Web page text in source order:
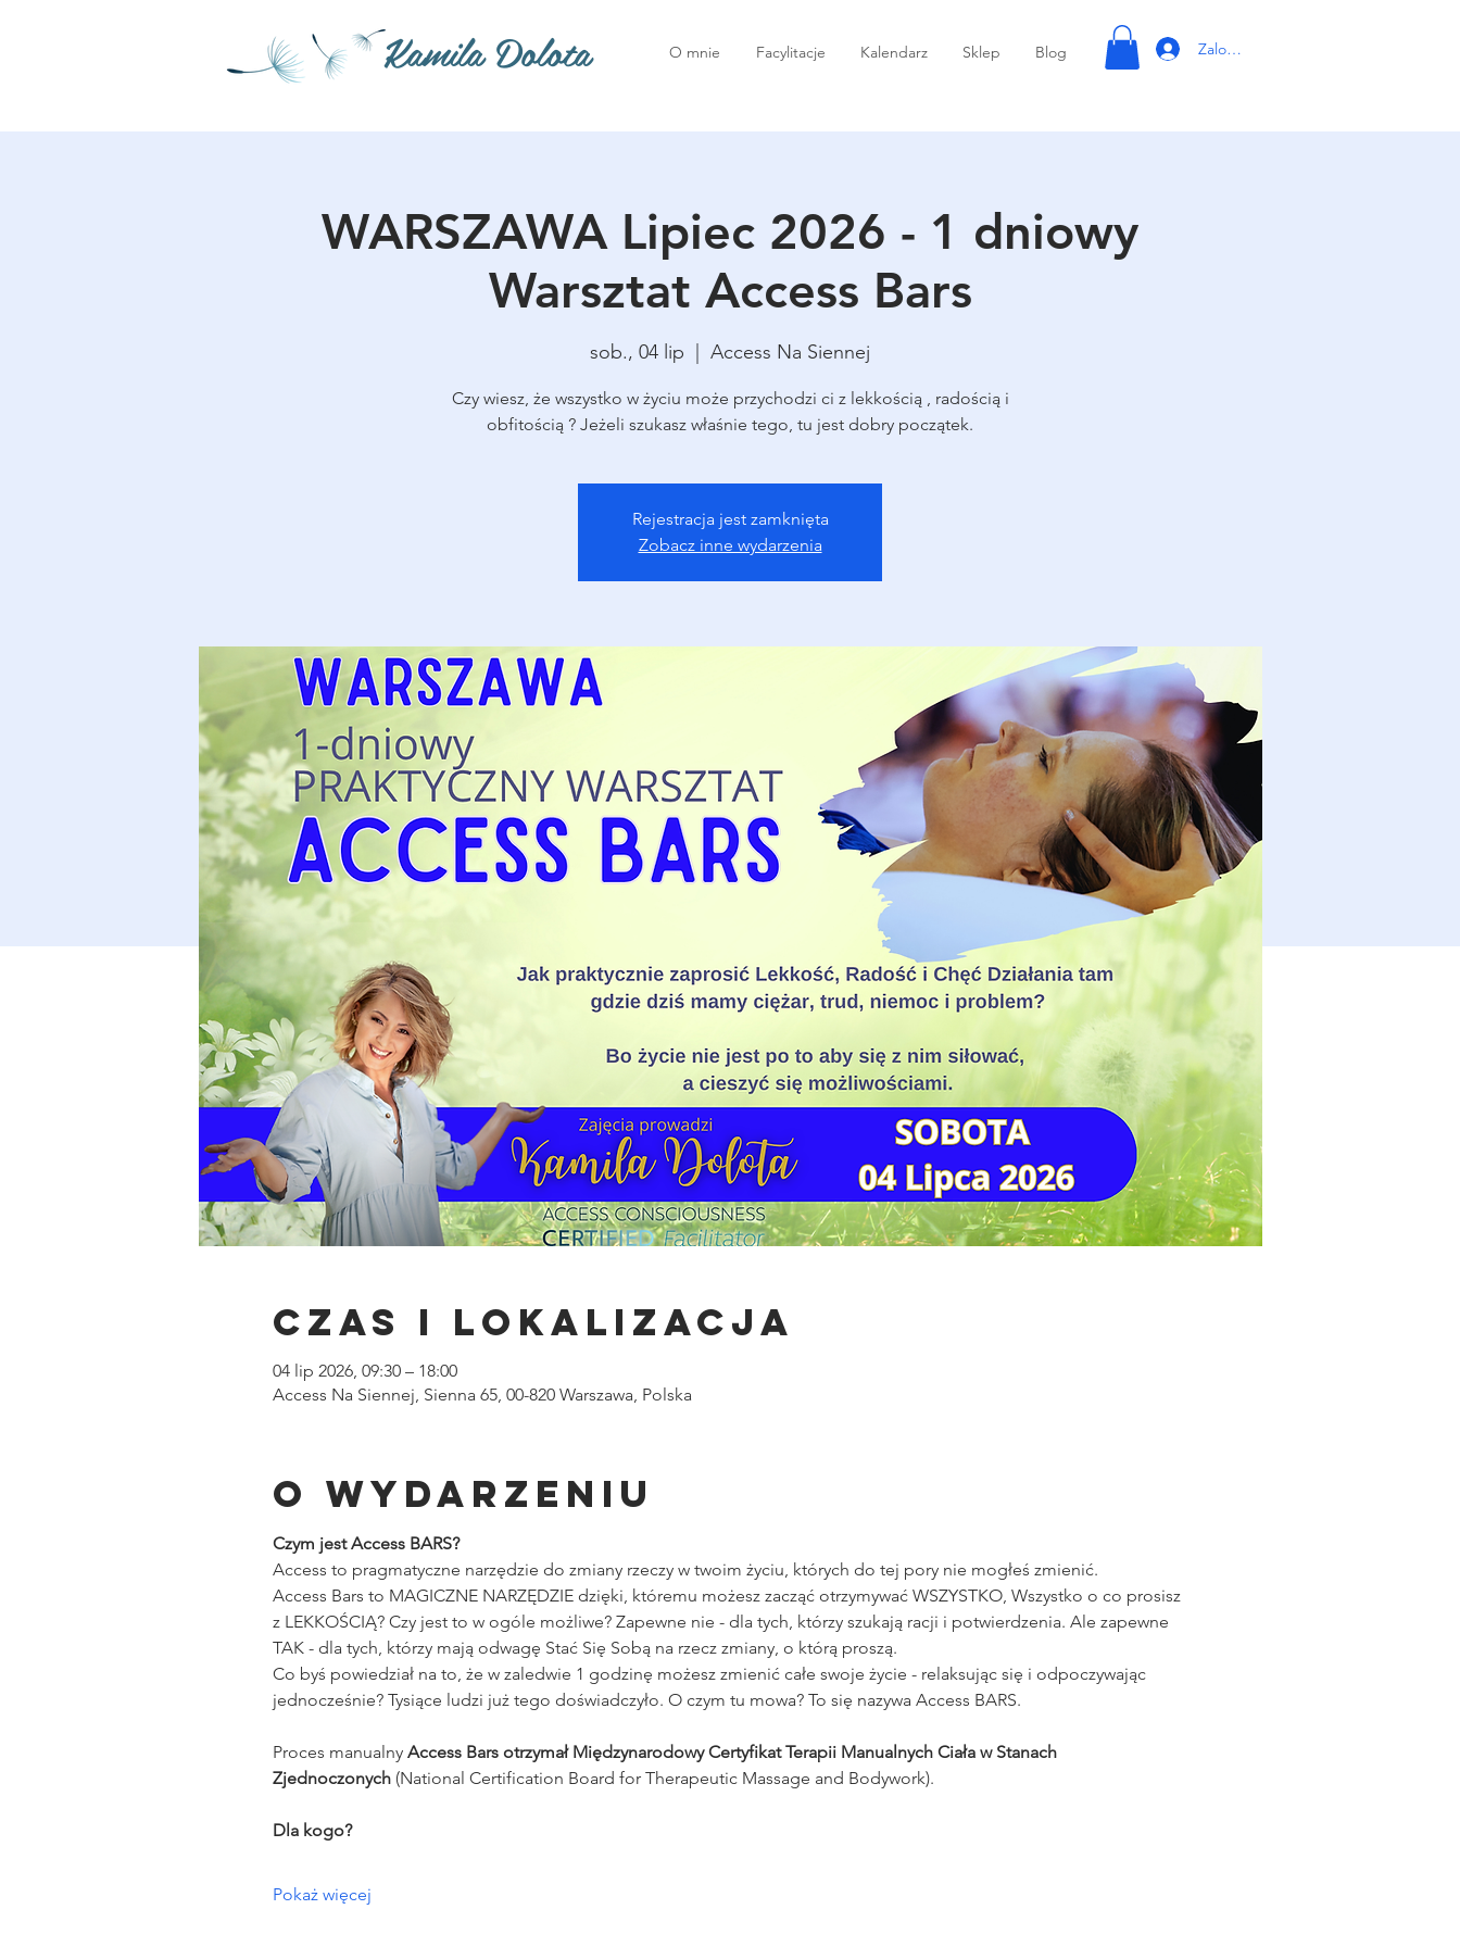
Kamila Dolota O mnie Facylitacje Kalendarz Sklep Blog Zaloguj się
WARSZAWA Lipiec 2026 - 1 dniowy
Warsztat Access Bars
sob., 04 lip
  |
Access Na Siennej
Czy wiesz, że wszystko w życiu może przychodzi ci z lekkością , radością i
obfitością ? Jeżeli szukasz właśnie tego, tu jest dobry początek.
Rejestracja jest zamknięta
Zobacz inne wydarzenia
Czas i lokalizacja
04 lip 2026, 09:30 – 18:00
Access Na Siennej, Sienna 65, 00-820 Warszawa, Polska
O wydarzeniu
Czym jest Access BARS?
Access to pragmatyczne narzędzie do zmiany rzeczy w twoim życiu, których do tej pory nie mogłeś zmienić.
Access Bars to MAGICZNE NARZĘDZIE dzięki, któremu możesz zacząć otrzymywać WSZYSTKO, Wszystko o co prosisz
z LEKKOŚCIĄ? Czy jest to w ogóle możliwe? Zapewne nie - dla tych, którzy szukają racji i potwierdzenia. Ale zapewne
TAK - dla tych, którzy mają odwagę Stać Się Sobą na rzecz zmiany, o którą proszą.
Co byś powiedział na to, że w zaledwie 1 godzinę możesz zmienić całe swoje życie - relaksując się i odpoczywając
jednocześnie? Tysiące ludzi już tego doświadczyło. O czym tu mowa? To się nazywa Access BARS.
Proces manualny Access Bars otrzymał Międzynarodowy Certyfikat Terapii Manualnych Ciała w Stanach
Zjednoczonych (National Certification Board for Therapeutic Massage and Bodywork).
Dla kogo?
Pokaż więcej